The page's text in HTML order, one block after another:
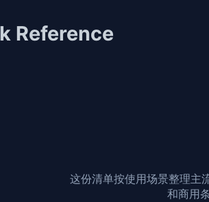
Reference
这份清单按使用场景整理主
和商用